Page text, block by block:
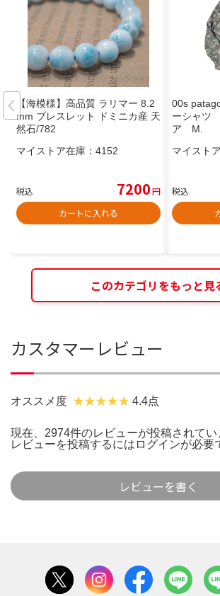
【海模様】高品質 ラリマー 8.2
mm ブレスレット ドミニカ産 天
然石/782
マイストア在庫： 4152
税込 7200円
カートに入れる
00s
ーシャツ
ア M.
マイスト
税込
このカテゴリをもっと見
カスタマーレビュー
オススメ度 4.4点
現在、2974件のレビューが投稿されてい
レビューを投稿するには ログインが必要
レビューを書く